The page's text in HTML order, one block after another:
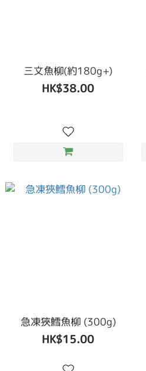
三文魚柳(約180g+)
HK$38.00
急凍狹鱈魚柳 (300g)
HK$15.00